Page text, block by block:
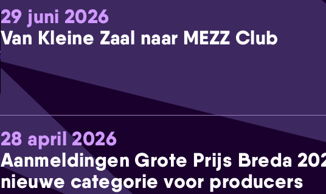
29 juni 2026
Van Kleine Zaal naar MEZZ Club
28 april 2026
Aanmeldingen Grote Prijs Breda
nieuwe categorie voor producers